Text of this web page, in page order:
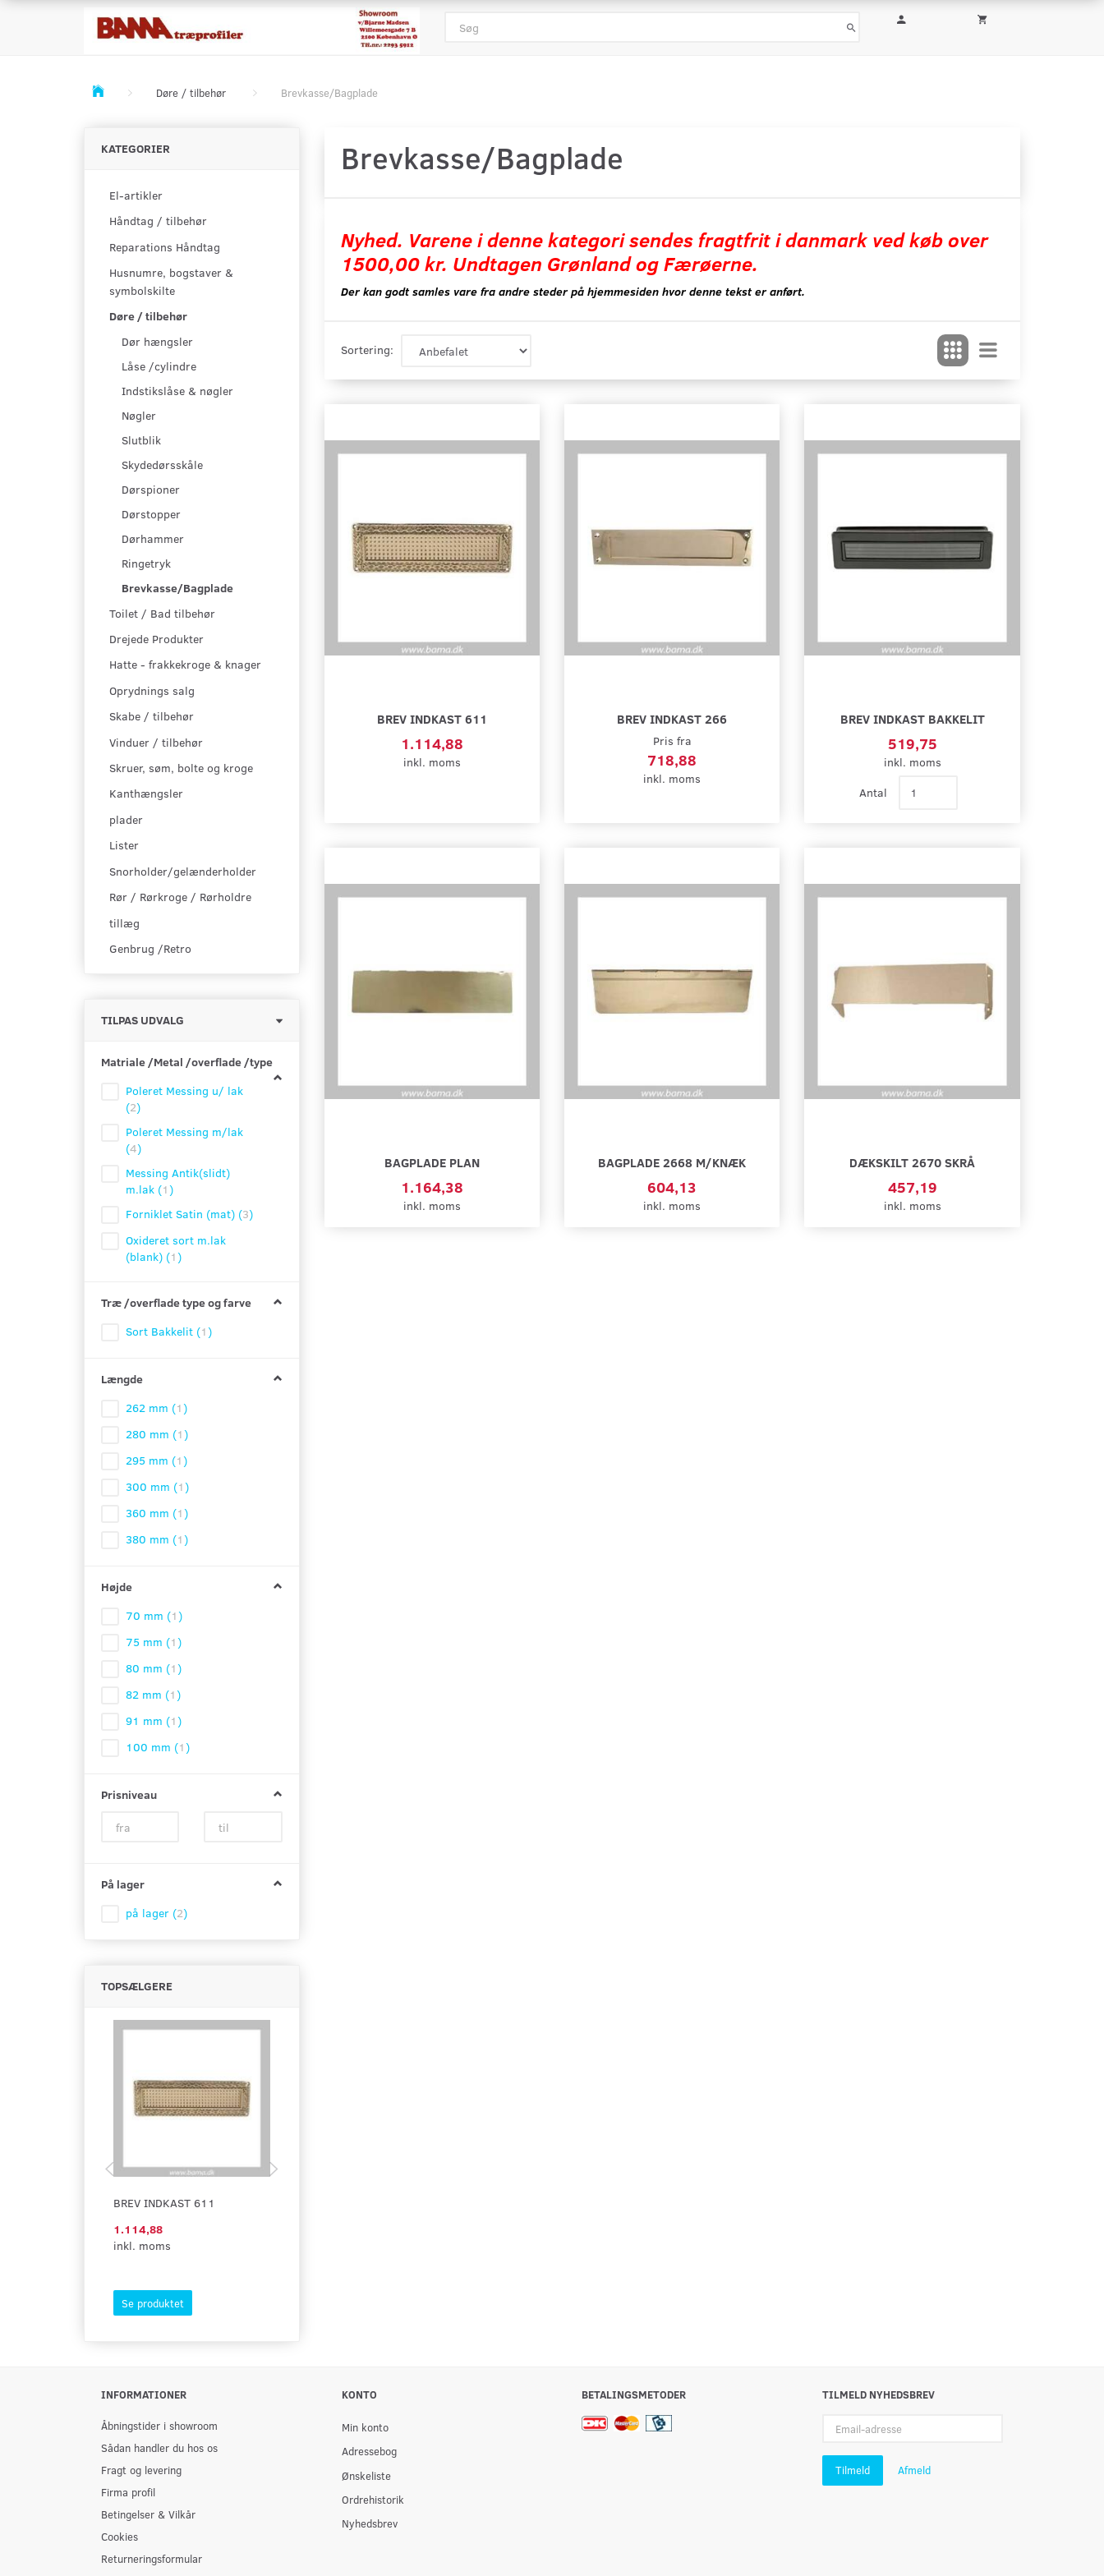
Døre / tilbehør Brevkasse/Bagplade
KATEGORIER
El-artikler
Håndtag / tilbehør
Reparations Håndtag
Husnumre, bogstaver &
symbolskilte
Døre / tilbehør
Dør hængsler
Låse /cylindre
Indstikslåse & nøgler
Nøgler
Slutblik
Skydedørsskåle
Dørspioner
Dørstopper
Dørhammer
Ringetryk
Brevkasse/Bagplade
Toilet / Bad tilbehør
Drejede Produkter
Hatte - frakkekroge & knager
Oprydnings salg
Skabe / tilbehør
Vinduer / tilbehør
Skruer, søm, bolte og kroge
Kanthængsler
plader
Lister
Snorholder/gelænderholder
Rør / Rørkroge / Rørholdre
tillæg
Genbrug /Retro
TILPAS UDVALG
Matriale /Metal /overflade /type
Poleret Messing u/ lak
(2)
Poleret Messing m/lak
(4)
Messing Antik(slidt)
m.lak (1)
Forniklet Satin (mat) (3)
Oxideret sort m.lak
(blank) (1)
Træ /overflade type og farve
Sort Bakkelit (1)
Længde
262 mm (1)
280 mm (1)
295 mm (1)
300 mm (1)
360 mm (1)
380 mm (1)
Højde
70 mm (1)
75 mm (1)
80 mm (1)
82 mm (1)
91 mm (1)
100 mm (1)
Prisniveau
På lager
på lager (2)
TOPSÆLGERE
BREV INDKAST 611
1.114,88
inkl. moms
Se produktet
Brevkasse/Bagplade
Nyhed. Varene i denne kategori sendes fragtfrit i danmark ved køb over
1500,00 kr. Undtagen Grønland og Færøerne.
Der kan godt samles vare fra andre steder på hjemmesiden hvor denne tekst er anført.
Sortering:
BREV INDKAST 611
1.114,88
inkl. moms
BREV INDKAST 266
Pris fra
718,88
inkl. moms
BREV INDKAST BAKKELIT
519,75
inkl. moms
Antal
BAGPLADE PLAN
1.164,38
inkl. moms
BAGPLADE 2668 M/KNÆK
604,13
inkl. moms
DÆKSKILT 2670 SKRÅ
457,19
inkl. moms
INFORMATIONER
Åbningstider i showroom
Sådan handler du hos os
Fragt og levering
Firma profil
Betingelser & Vilkår
Cookies
Returneringsformular
KONTO
Min konto
Adressebog
Ønskeliste
Ordrehistorik
Nyhedsbrev
BETALINGSMETODER
TILMELD NYHEDSBREV
adresse
Tilmeld Afmeld